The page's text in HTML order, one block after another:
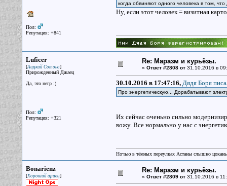
Пол:
Репутация: +841
когда обвиняют одного человека в том, что
Ну, если этот человек = визитная
Luficer
[Аццкий Сотона]
Прирожденный Джаец
Да, это негр :)
Пол:
Репутация: +321
Re: Маразм и курьёзы.
« Ответ #2808 от31.10.2016 в
30.10.2016 в 17:47:16, Дядя Боря
Про энергетическую... Дорабатывают
Их сейчас оченьно сильно
вожу. Все нормально у нас с
Ночью в тёмных переулках Астаны слышно
Bonarienz
[Хороший ариец]
Re: Маразм и курьёзы.
« Ответ #2809 от31.10.2016 в